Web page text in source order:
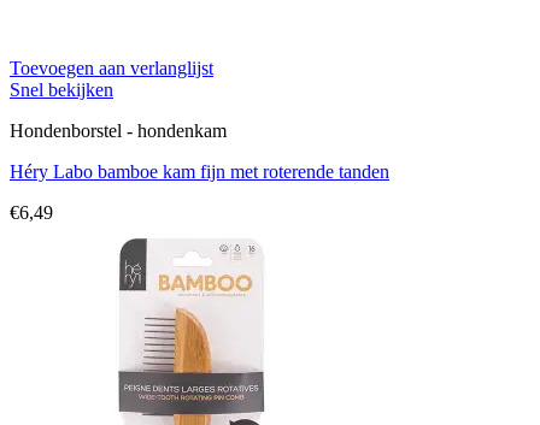
Toevoegen aan verlanglijst
Snel bekijken
Hondenborstel - hondenkam
Héry Labo bamboe kam fijn met roterende tanden
€6,49